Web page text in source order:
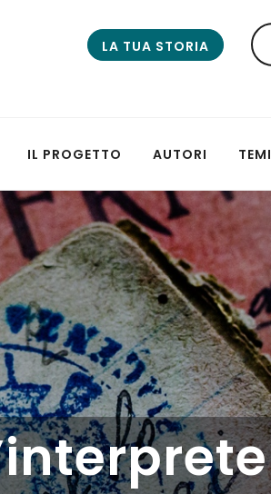
LA TUA STORIA
IL PROGETTO AUTORI TEMI